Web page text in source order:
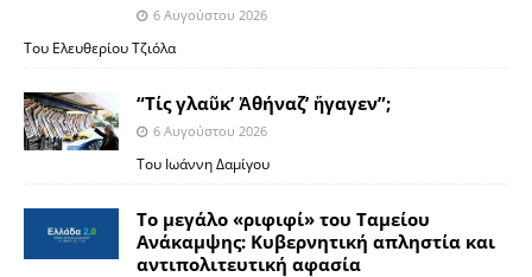
6 Αυγούστου 2026
Του Ελευθερίου Τζιόλα
“Τίς γλαῦκ’ Ἀθήναζ’ ἤγαγεν”;
6 Αυγούστου 2026
Του Ιωάννη Δαμίγου
Το μεγάλο «ριφιφί» του Ταμείου
Ανάκαμψης: Κυβερνητική απληστία και
αντιπολιτευτική αφασία